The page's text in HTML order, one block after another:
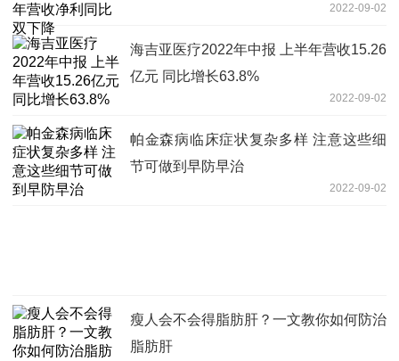
2022-09-02
海吉亚医疗2022年中报 上半年营收15.26
亿元 同比增长63.8%
2022-09-02
帕金森病临床症状复杂多样 注意这些细
节可做到早防早治
2022-09-02
瘦人会不会得脂肪肝？一文教你如何防治
脂肪肝